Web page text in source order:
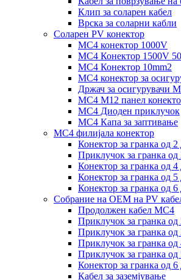
Клип за соларен кабел
Врска за соларни кабли
Соларен PV конектор
MC4 конектор 1000V
MC4 Конектор 1500V
MC4 Конектор 10mm2
MC4 конектор за
Држач за осигурувачи
MC4 M12 панел
MC4 Диоден приклучок
MC4 Капа за заптивање
MC4 филијала конектор
Конектор за гранка од
Приклучок за гранка
Конектор за гранка од
Конектор за гранка од
Конектор за гранка од
Собрание на ОЕМ на PV
Продолжен кабел MC4
Приклучок за гранка од
Приклучок за гранка од
Приклучок за гранка од
Приклучок за гранка од
Конектор за гранка од
Кабел за заземјување